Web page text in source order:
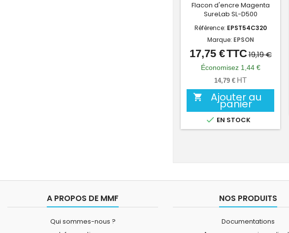
Flacon d'encre Magenta
SureLab SL-D500
Référence: EPST54C320
Marque: EPSON
Prix
Prix
de
base
17,75 €TTC19,19 €
Économisez 1,44 €
14,79 € HT
 Ajouter au
panier
 EN STOCK
A PROPOS DE MMF
Qui sommes-nous ?
NOS PRODUITS
Documentations